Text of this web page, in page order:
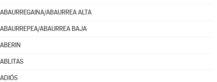
ABAURREGAINA/ABAURREA ALTA
ABAURREPEA/ABAURREA BAJA
ABERIN
ABLITAS
ADIÓS